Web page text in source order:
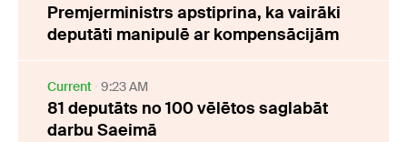
Premjerministrs apstiprina, ka vairāki
deputāti manipulē ar kompensācijām
Current 9:23 AM
81 deputāts no 100 vēlētos saglabāt
darbu Saeimā